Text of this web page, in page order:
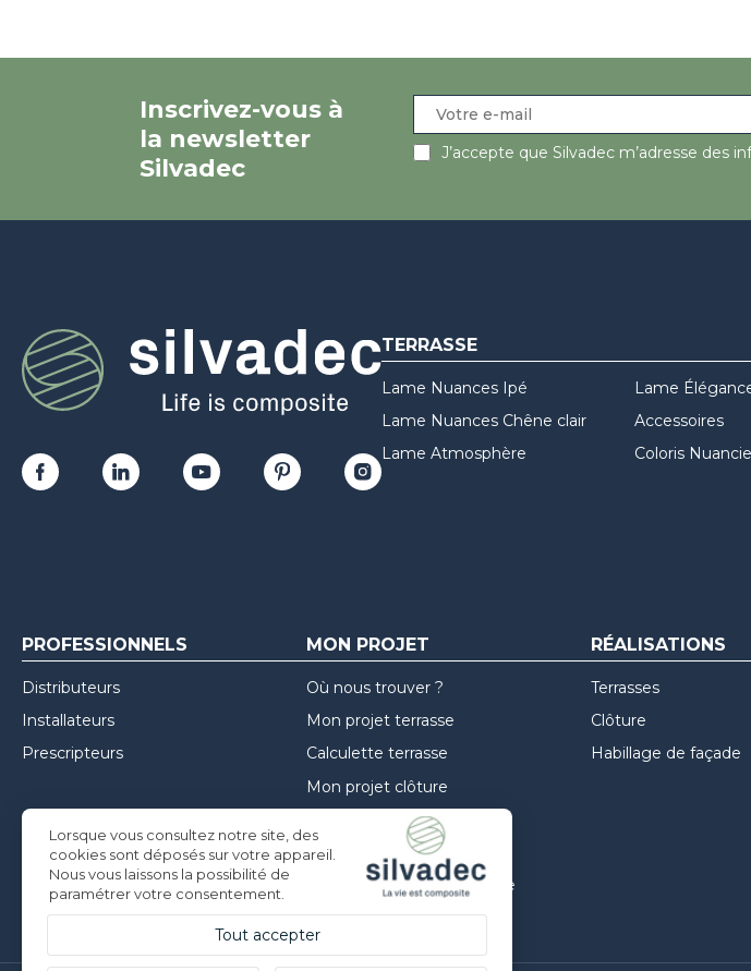
Inscrivez-vous à
la newsletter
Silvadec
J’accepte que Silvadec m’adresse des
TERRASSE
Lame Nuances Ipé
Lame Nuances Chêne clair
Lame Atmosphère
Lame
Accessoires
Coloris
PROFESSIONNELS
Distributeurs
Installateurs
Prescripteurs
MON PROJET
Où nous trouver ?
Mon projet terrasse
Calculette terrasse
Mon projet clôture
Mon projet façade
Inspirations
Conseils de mise en oeuvre
RÉALISATIONS
Terrasses
Clôture
Habillage de façade
Lorsque vous consultez notre site, des
cookies sont déposés sur votre appareil.
Nous vous laissons la possibilité de
paramétrer votre consentement.
Tout accepter